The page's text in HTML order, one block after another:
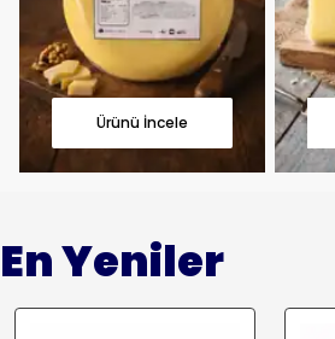
Ürünü İncele
En Yeniler